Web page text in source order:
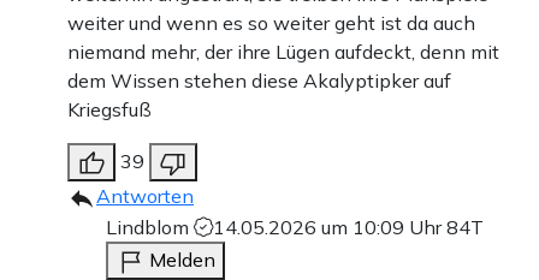
weiter und wenn es so weiter geht ist da auch
niemand mehr, der ihre Lügen aufdeckt, denn mit
dem Wissen stehen diese Akalyptipker auf
Kriegsfuß
39
Antworten
Lindblom
14.05.2026 um 10:09 Uhr84T
Melden